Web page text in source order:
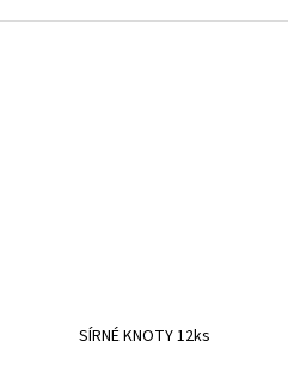
SÍRNÉ KNOTY 12ks